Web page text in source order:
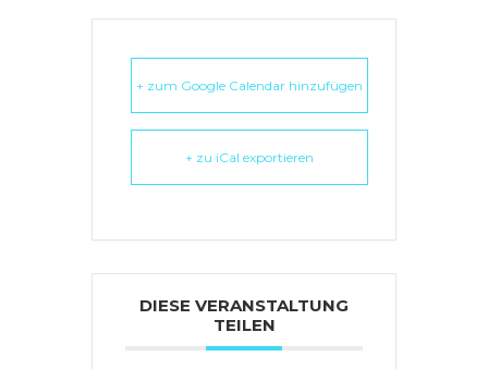
+ zum Google Calendar hinzufügen
+ zu iCal exportieren
DIESE VERANSTALTUNG
TEILEN